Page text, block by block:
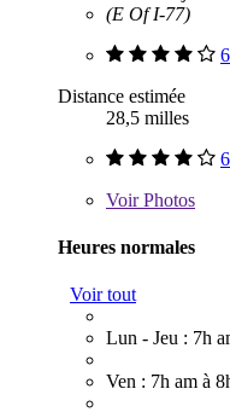
(E Of I-77)
Distance estimée
28,5 milles
VoirPhotos
Heures normales
Voir tout
Lun - Jeu : 7h
Ven : 7h am à